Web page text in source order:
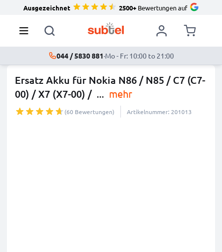
Ausgezeichnet 2500+Bewertungen auf
044 / 5830 881·Mo - Fr: 10:00 to 21:00
Ersatz Akku für Nokia N86 / N85 / C7 (C7-
00) / X7 (X7-00) / ... mehr
(60 Bewertungen) Artikelnummer: 201013